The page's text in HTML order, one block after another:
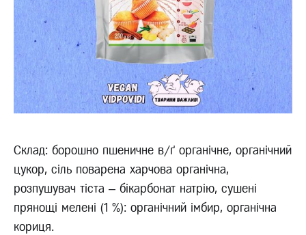
Склад: борошно пшеничне в/ґ органічне, органічний
цукор, сіль поварена харчова органічна,
розпушувач тіста – бікарбонат натрію, сушені
прянощі мелені (1 %): органічний імбир, органічна
кориця.